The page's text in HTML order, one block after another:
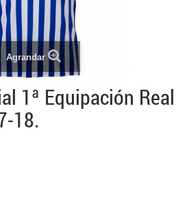
Agrandar
1ª Equipación Real
18.